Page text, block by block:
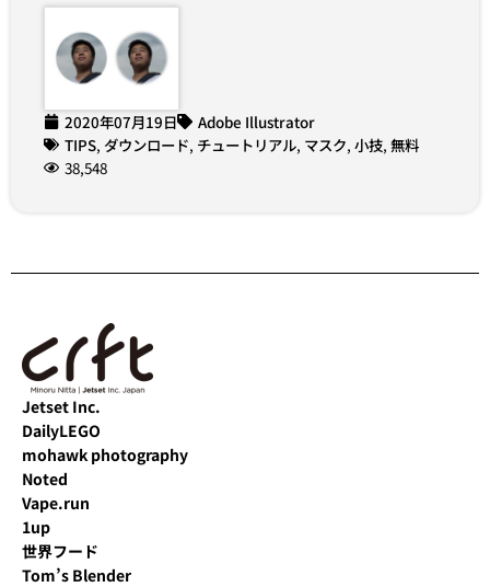
2020年07月19日
Adobe Illustrator
TIPS, ダウンロード, チュートリアル, マスク, 小技, 無料
38,548
Jetset Inc.
DailyLEGO
mohawk photography
Noted
Vape.run
1up
世界フード
Tom’s Blender